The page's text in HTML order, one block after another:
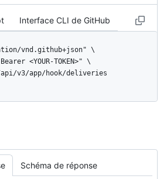
Interface CLI de GitHub
api/v3/app/hook/deliveries
Schéma de réponse